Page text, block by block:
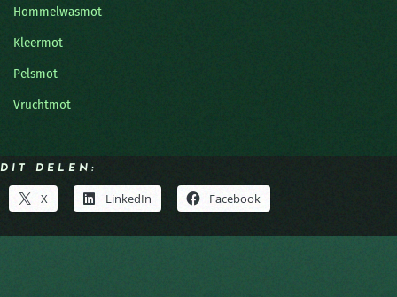
Hommelwasmot
Kleermot
Pelsmot
Vruchtmot
DIT DELEN:
X LinkedIn Facebook